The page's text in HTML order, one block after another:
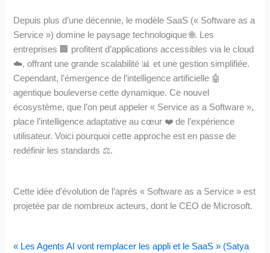
Depuis plus d’une décennie, le modèle SaaS (« Software as a
Service ») domine le paysage technologique 🌐. Les
entreprises 🏢 profitent d’applications accessibles via le cloud
☁️, offrant une grande scalabilité 📊 et une gestion simplifiée.
Cependant, l’émergence de l’intelligence artificielle 🤖
agentique bouleverse cette dynamique. Ce nouvel
écosystème, que l’on peut appeler « Service as a Software »,
place l’intelligence adaptative au cœur ❤️ de l’expérience
utilisateur. Voici pourquoi cette approche est en passe de
redéfinir les standards ⚖️.
Cette idée d’évolution de l’après « Software as a Service » est
projetée par de nombreux acteurs, dont le CEO de Microsoft.
« Les Agents AI vont remplacer les appli et le SaaS » (Satya